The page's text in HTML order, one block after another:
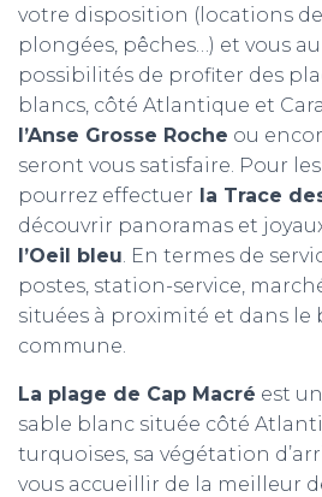
votre disposition (locations de
plongées, pêches…) et vous
possibilités de profiter des
blancs, côté Atlantique et
l’Anse Grosse Roche ou
seront vous satisfaire. Pour
pourrez effectuer la Trace
découvrir panoramas et
l’Oeil bleu . En termes de
postes, station-service,
situées à proximité et dans le
commune.
La plage de Cap Macré est
sable blanc située côté
turquoises, sa végétation
vous accueillir de la meilleur